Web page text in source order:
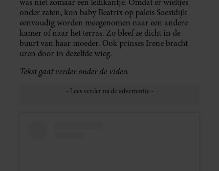
onder zaten, kon baby Beatrix op paleis Soestdijk
eenvoudig worden meegenomen naar een andere
kamer of naar het terras. Zo bleef ze dicht in de
buurt van haar moeder. Ook prinses Irene bracht
uren door in dezelfde wieg.
Tekst gaat verder onder de video.